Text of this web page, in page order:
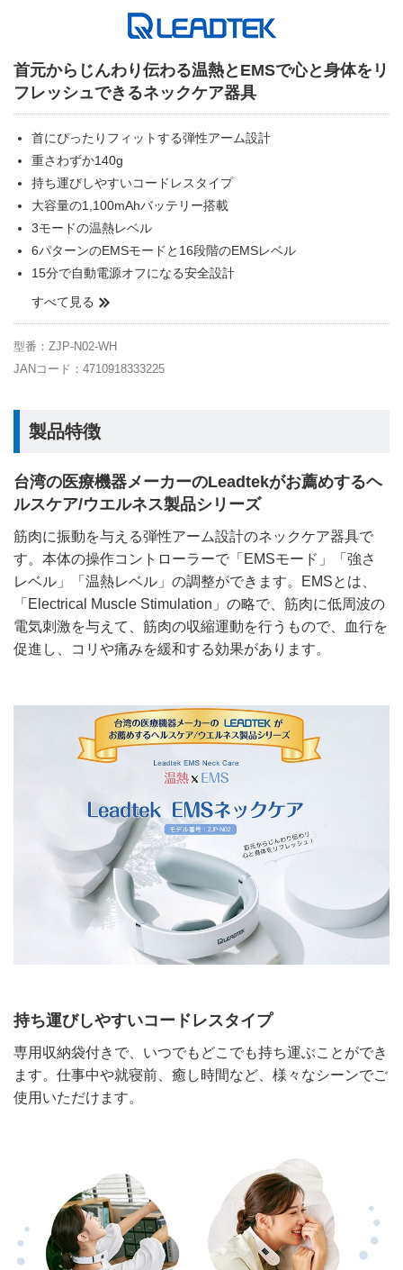
首元からじんわり伝わる温熱とEMSで心と身体をリ
フレッシュできるネックケア器具
首にぴったりフィットする弾性アーム設計
重さわずか140g
持ち運びしやすいコードレスタイプ
大容量の1,100mAhバッテリー搭載
3モードの温熱レベル
6パターンのEMSモードと16段階のEMSレベル
15分で自動電源オフになる安全設計
すべて見る
型番：ZJP-N02-WH
JANコード：4710918333225
製品特徴
台湾の医療機器メーカーのLeadtekがお薦めするヘ
ルスケア/ウエルネス製品シリーズ
筋肉に振動を与える弾性アーム設計のネックケア器具で
す。本体の操作コントローラーで「EMSモード」「強さ
レベル」「温熱レベル」の調整ができます。EMSとは、
「Electrical Muscle Stimulation」の略で、筋肉に低周波の
電気刺激を与えて、筋肉の収縮運動を行うもので、血行を
促進し、コリや痛みを緩和する効果があります。
持ち運びしやすいコードレスタイプ
専用収納袋付きで、いつでもどこでも持ち運ぶことができ
ます。仕事中や就寝前、癒し時間など、様々なシーンでご
使用いただけます。